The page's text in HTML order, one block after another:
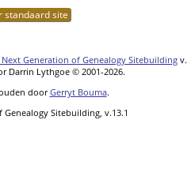
standaard site
Next Generation of Genealogy Sitebuilding v.
Darrin Lythgoe © 2001-2026.
doorGerryt Bouma.
Sitebuilding, v.13.1